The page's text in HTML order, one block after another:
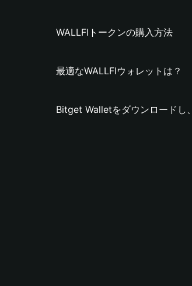
WALLFIトークンの購入方法
最適なWALLFIウォレットは？
Bitget Walletをダウンロードし